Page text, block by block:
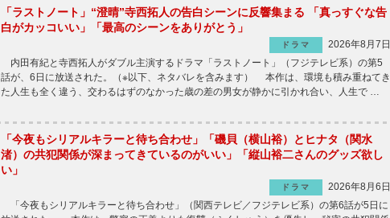
「ラストノート」“澄晴”寺西拓人の告白シーンに反響集まる 「真っすぐな告
白がカッコいい」「最高のシーンをありがとう」
ドラマ
2026年8月7日
内田有紀と寺西拓人がダブル主演するドラマ「ラストノート」（フジテレビ系）の第5
話が、6日に放送された。（※以下、ネタバレを含みます） 本作は、環境も積み重ねてき
た人生も全く違う、交わるはずのなかった歳の差の男女が静かに引かれ合い、人生で …
「今夜もシリアルキラーと待ち合わせ」「磯貝（横山裕）とヒナタ（関水
渚）の共犯関係が深まってきているのがいい」「縦山裕二さんのグッズ欲し
い」
ドラマ
2026年8月6日
「今夜もシリアルキラーと待ち合わせ」（関西テレビ／フジテレビ系）の第6話が5日に